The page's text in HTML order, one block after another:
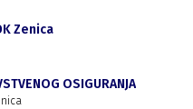
Zenica
OSIGURANJA